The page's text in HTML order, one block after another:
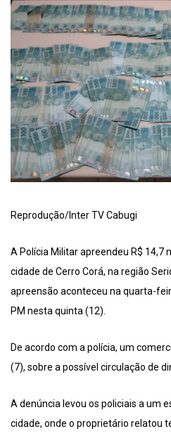
Reprodução/Inter TV Cabugi
A Polícia Militar apreendeu R$ 14,7
cidade de Cerro Corá, na região
apreensão aconteceu na quarta-
PM nesta quinta (12).
De acordo com a polícia, um
(7), sobre a possível circulação de
A denúncia levou os policiais a um
cidade, onde o proprietário relatou